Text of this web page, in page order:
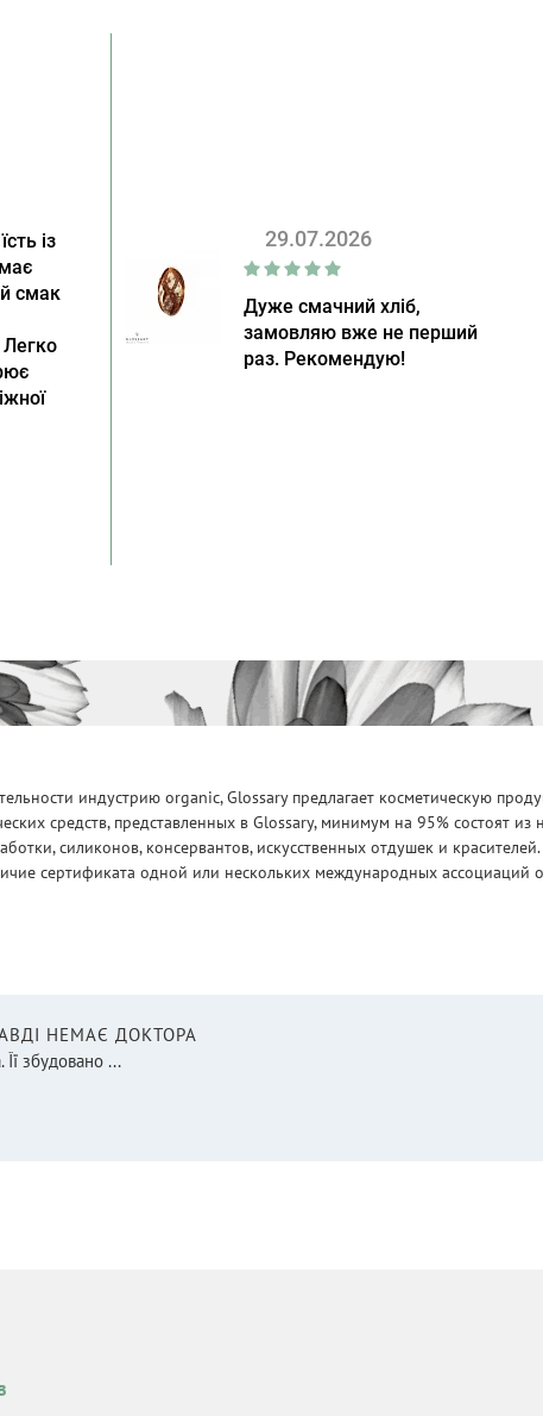
із
смак
Легко
29.07.2026
Дуже смачний хліб,
замовляю вже не перший
раз. Рекомендую!
индустрию organic, Glossary предлагает косметическую
средств, представленных в Glossary, минимум на 95% состоят
силиконов, консервантов, искусственных отдушек и
сертификата одной или нескольких международных ассоциаций
НЕМАЄ ДОКТОРА
збудовано ...